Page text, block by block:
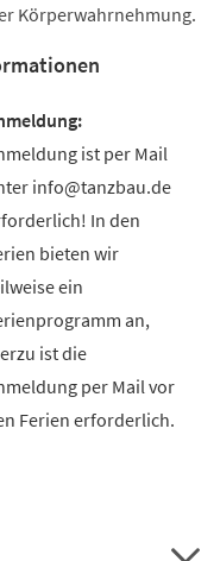
Körperwahrnehmung.
ist per Mail
info@tanzbau.de
In den
bieten wir
ein
an,
ist die
per Mail vor
Ferien erforderlich.